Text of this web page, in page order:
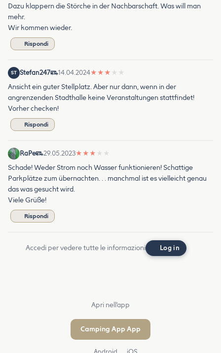
Dazu klappern die Störche in der Nachbarschaft. Was will man
mehr.
Wir kommen wieder.
Rispondi
ST Stefan247 14.04.2024★ ★ ★ ★ ★
Ansicht ein guter Stellplatz. Aber nur dann, wenn in der
angrenzenden Stadthalle keine Veranstaltungen stattfindet!
Vorher checken!
Rispondi
RaPe 29.05.2023★ ★ ★ ★ ★
Schade! Weder Strom noch Wasser funktionieren! Schattige
Parkplätze zum übernachten. . . manchmal ist es vielleicht genau
das was gesucht wird.
Viele Grüße!
Rispondi
Accedi per vedere tutte le informazioni Log in
Apri nell'app
Camping App App